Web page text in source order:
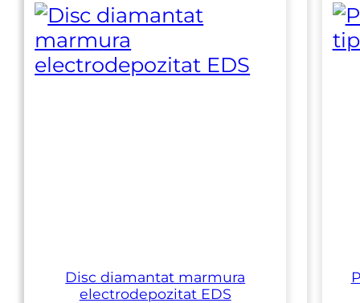
Emmedue
Disc diamantat marmura
electrodepozitat EDS